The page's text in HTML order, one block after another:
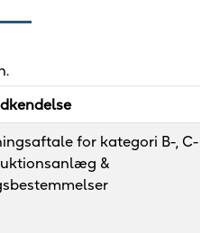
for kategori B-, C-
&